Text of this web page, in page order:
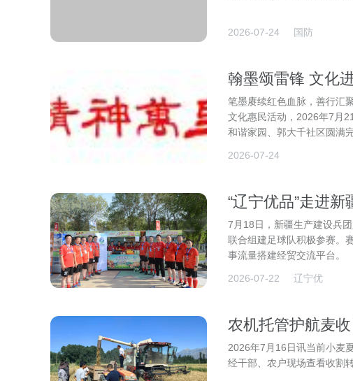
2026-07-24 国防
翰墨颂雷锋 文化
笔墨赓续红色血脉，善行汇
文化惠民活动，2026年7月
和谐家园、郭大千社区圆满完
2026-07-24
“辽宁优品”走进
7月18日，新疆生产建设兵
联合组建足球队积极参赛。
事流量搭建经贸交流平台。
2026-07-22 辽宁优
农机托管护航麦
2026年7月16日讯当前小麦
经干部、农户现场查看收割